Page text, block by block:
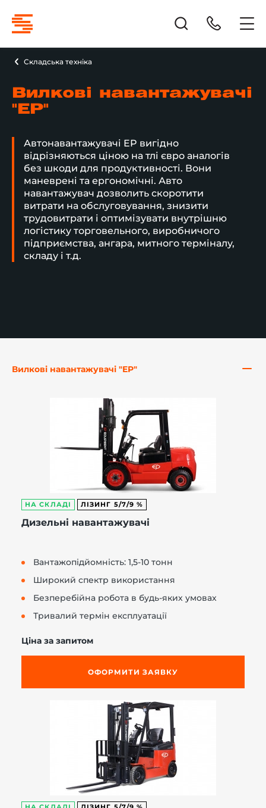
Складська техніка
Вилкові навантажувачі
"EP"
Автонавантажувачі EP вигідно
відрізняються ціною на тлі євро аналогів
без шкоди для продуктивності. Вони
маневрені та ергономічні. Авто
навантажувач дозволить скоротити
витрати на обслуговування, знизити
трудовитрати і оптимізувати внутрішню
логістику торговельного, виробничого
підприємства, ангара, митного терміналу,
складу і т.д.
Вилкові навантажувачі "EP"
НА СКЛАДІ ЛІЗИНГ 5/7/9 %
Дизельні навантажувачі
Вантажопідйомність: 1,5-10 тонн
Широкий спектр використання
Безперебійна робота в будь-яких умовах
Тривалий термін експлуатації
Ціна за запитом
ОФОРМИТИ ЗАЯВКУ